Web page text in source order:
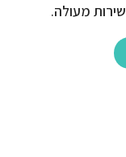
מעולה.